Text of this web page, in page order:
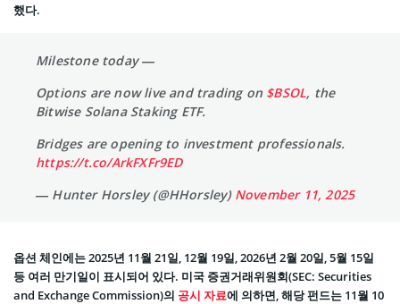
했다.
Milestone today —
Options are now live and trading on $BSOL, the
Bitwise Solana Staking ETF.
Bridges are opening to investment professionals.
https://t.co/ArkFXFr9ED
— Hunter Horsley (@HHorsley) November 11, 2025
옵션 체인에는 2025년 11월 21일, 12월 19일, 2026년 2월 20일, 5월 15일
등 여러 만기일이 표시되어 있다. 미국 증권거래위원회(SEC: Securities
and Exchange Commission)의 공시 자료에 의하면, 해당 펀드는 11월 10